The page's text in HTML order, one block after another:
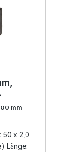
mm
50 x 2,0
Länge: